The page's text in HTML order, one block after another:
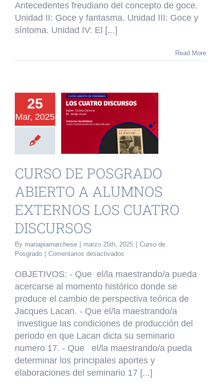
LA
PRIMACÍA
Antecedentes freudiano del concepto de goce.
Unidad II: Goce y fantasma. Unidad III: Goce y
síntoma. Unidad IV: El [...]
Read More
25
Mar, 2025
A
LOS
de Posgrado
CURSO DE POSGRADO
ABIERTO A ALUMNOS
EXTERNOS LOS CUATRO
DISCURSOS
By mariapiamarchese marzo 25th, 2025
Curso de
Posgrado
Comentarios desactivados
DE
POSGRADO
ABIERTO
A
ALUMNOS
EXTERNOS
LOS
CUATRO
DISCURSOS
OBJETIVOS: - Que el/la maestrando/a pueda
acercarse al momento histórico donde se
produce el cambio de perspectiva teórica de
Jacques Lacan. - Que el/la maestrando/a
investigue las condiciones de producción del
periodo en que Lacan dicta su seminario
numero 17. - Que el/la maestrando/a pueda
determinar los principales aportes y
elaboraciones del seminario 17 [...]